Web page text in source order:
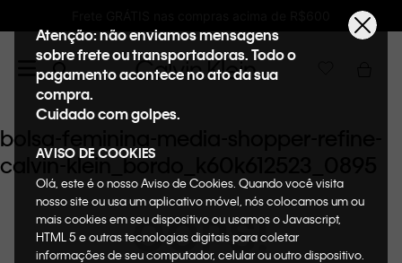
Ganhe
Atenção: não enviamos mensagens
sobre frete ou transportadoras. Todo o
pagamento acontece no ato da sua
compra.
Cuidado com golpes.
AVISO DE COOKIES
Olá, este é o nosso Aviso de Cookies. Quando você visita
nosso site ou usa um aplicativo móvel, nós colocamos um ou
mais cookies em seu dispositivo ou usamos o Javascript,
HTML 5 e outras tecnologias digitais para coletar
informações de seu computador, celular ou outro dispositivo.
bolsa-feminina-media-shopper-refine-
calvin-klein_bordo_k60k612523_0895
OOPS!